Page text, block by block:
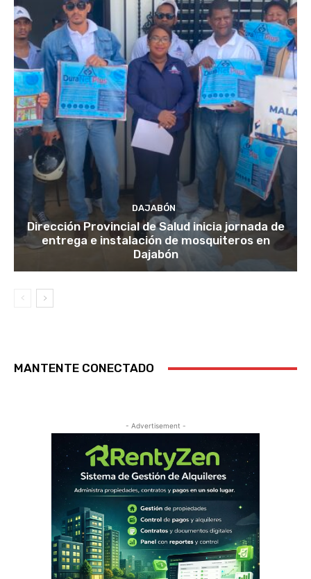
DAJABÓN
Dirección Provincial de Salud inicia jornada de
entrega e instalación de mosquiteros en
Dajabón
MANTENTE CONECTADO
- Advertisement -